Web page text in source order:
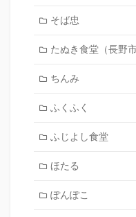
そば忠
たぬき食堂（長野市
ちんみ
ふくふく
ふじよし食堂
ほたる
ぽんぽこ